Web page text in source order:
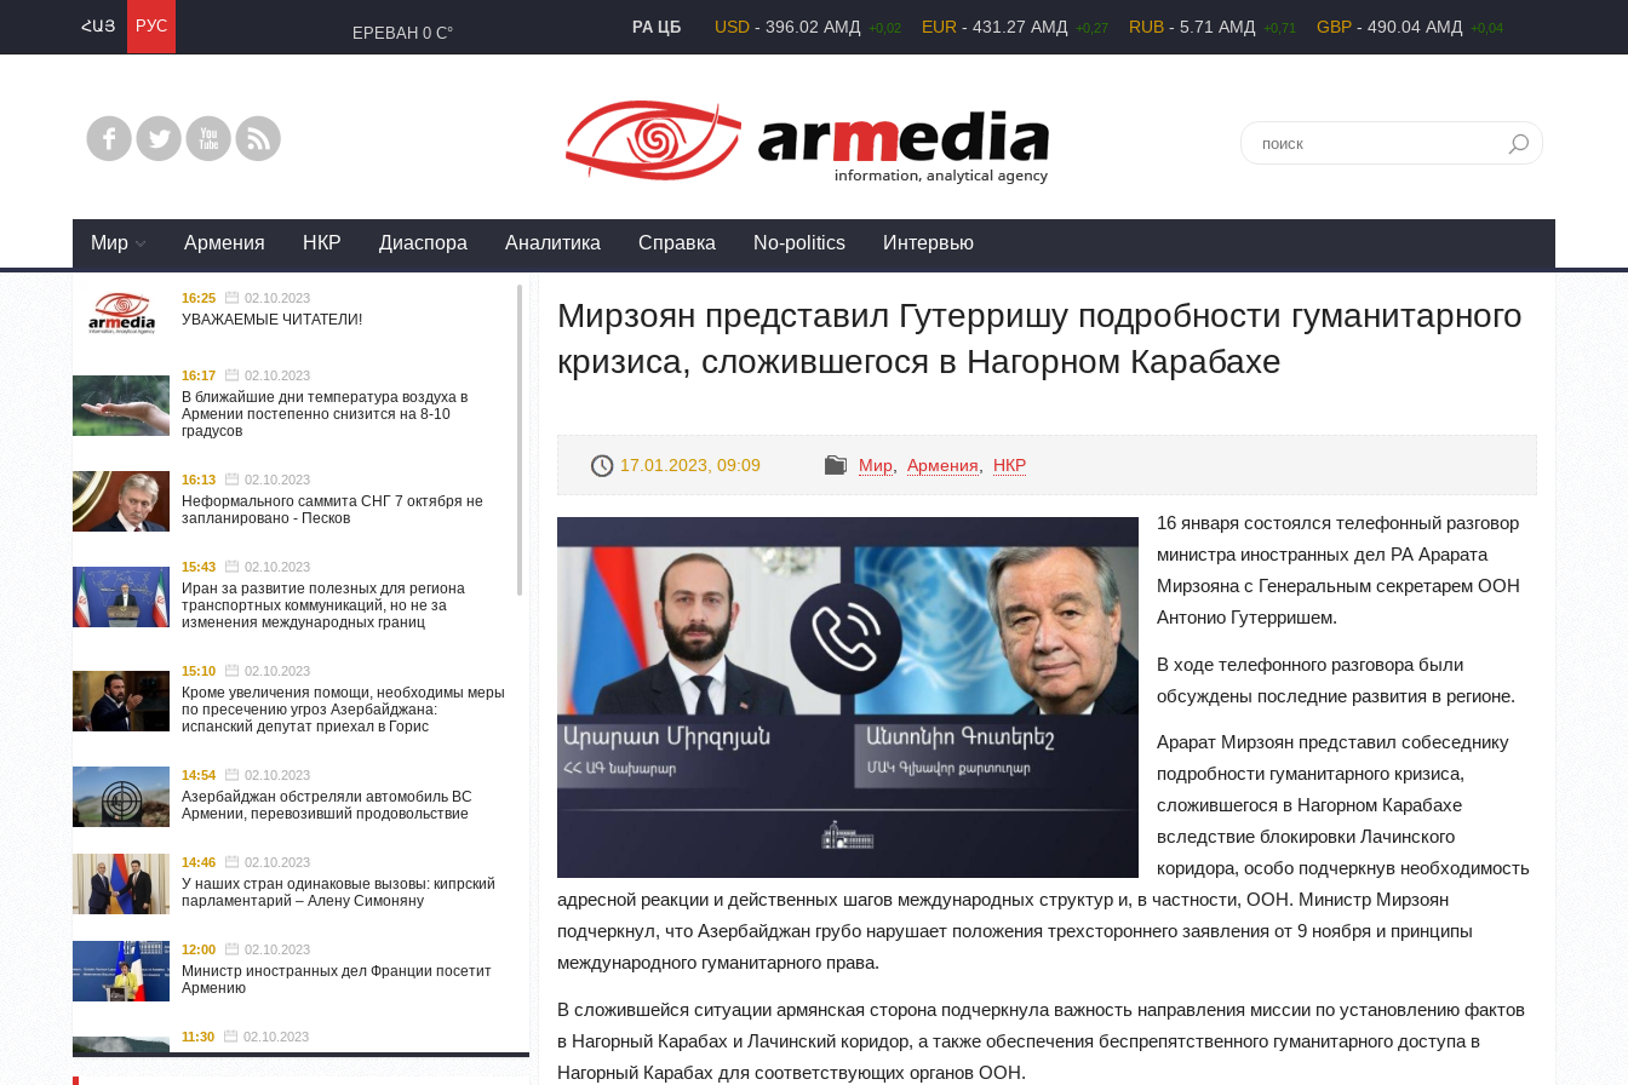
ՀԱՅ РУС ЕРЕВАН 0 C° РА ЦБ USD - 396.02 АМД +0,02 EUR - 431.27 АМД +0,27 RUB - 5.71 АМД +0,71 GBP - 490.04 АМД +0,04
Mир Армения НКР Диаспора Аналитика Справка No-politics Интервью
Мирзоян представил Гутерришу подробности гуманитарного
кризиса, сложившегося в Нагорном Карабахе
17.01.2023, 09:09 Mир Армения НКР
16 января состоялся телефонный разговор
министра иностранных дел РА Арарата
Мирзояна с Генеральным секретарем ООН
Антонио Гутерришем.
В ходе телефонного разговора были
обсуждены последние развития в регионе.
Арарат Мирзоян представил собеседнику
подробности гуманитарного кризиса,
сложившегося в Нагорном Карабахе
вследствие блокировки Лачинского
коридора, особо подчеркнув необходимость
адресной реакции и действенных шагов международных структур и, в частности, ООН. Министр Мирзоян
подчеркнул, что Азербайджан грубо нарушает положения трехстороннего заявления от 9 ноября и принципы
международного гуманитарного права.
В сложившейся ситуации армянская сторона подчеркнула важность направления миссии по установлению фактов
в Нагорный Карабах и Лачинский коридор, а также обеспечения беспрепятственного гуманитарного доступа в
Нагорный Карабах для соответствующих органов ООН.
16:25 02.10.2023
УВАЖАЕМЫЕ ЧИТАТЕЛИ!
16:17 02.10.2023
В ближайшие дни температура воздуха в
Армении постепенно снизится на 8-10
градусов
16:13 02.10.2023
Неформального саммита СНГ 7 октября не
запланировано - Песков
15:43 02.10.2023
Иран за развитие полезных для региона
транспортных коммуникаций, но не за
изменения международных границ
15:10 02.10.2023
Кроме увеличения помощи, необходимы меры
по пресечению угроз Азербайджана:
испанский депутат приехал в Горис
14:54 02.10.2023
Азербайджан обстреляли автомобиль ВС
Армении, перевозивший продовольствие
14:46 02.10.2023
У наших стран одинаковые вызовы: кипрский
парламентарий – Алену Симоняну
12:00 02.10.2023
Министр иностранных дел Франции посетит
Армению
11:30 02.10.2023
Самвел Шахраманян и группа ответственных